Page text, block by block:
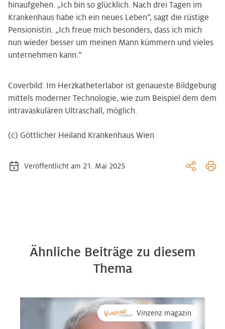
hinaufgehen. „Ich bin so glücklich. Nach drei Tagen im
Krankenhaus habe ich ein neues Leben“, sagt die rüstige
Pensionistin. „Ich freue mich besonders, dass ich mich
nun wieder besser um meinen Mann kümmern und vieles
unternehmen kann.“
Coverbild: Im Herzkatheterlabor ist genaueste Bildgebung
mittels moderner Technologie, wie zum Beispiel dem dem
intravaskulären Ultraschall, möglich.
(c) Göttlicher Heiland Krankenhaus Wien
Veröffentlicht am 21. Mai 2025
Ähnliche Beiträge zu diesem
Thema
Vinzenz magazin